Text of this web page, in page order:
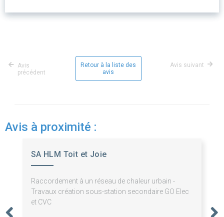
Avis
précédent
Retour à la liste des
avis
Avis suivant
Avis à proximité :
SA HLM Toit et Joie
Raccordement à un réseau de chaleur urbain -
Travaux création sous-station secondaire GO Elec
et CVC